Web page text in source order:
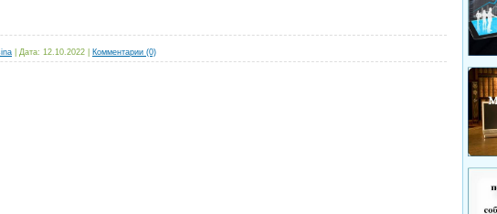
Дата: 12.10.2022 Комментарии (0)